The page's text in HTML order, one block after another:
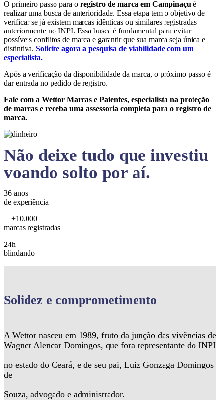
O primeiro passo para o registro de marca em Campinaçu é
realizar uma busca de anterioridade. Essa etapa tem o objetivo de
verificar se já existem marcas idênticas ou similares registradas
anteriormente no INPI. Essa busca é fundamental para evitar
possíveis conflitos de marca e garantir que sua marca seja única e
distintiva. Solicite agora a pesquisa de viabilidade com um
especialista.
Após a verificação da disponibilidade da marca, o próximo passo é
dar entrada no pedido de registro.
Fale com a Wettor Marcas e Patentes, especialista na proteção
de marcas e receba uma assessoria completa para o registro de
marca.
Não deixe tudo que investiu
voando solto por aí.
36 anos
de experiência
+10.000
marcas registradas
24h
blindando
Solidez e comprometimento
A Wettor nasceu em 1989, fruto da junção das vivências de
Wagner Alencar Domingos, que fora representante do INPI
no estado do Ceará, e de seu pai, Luiz Gonzaga Domingos
de
Souza, advogado e administrador.